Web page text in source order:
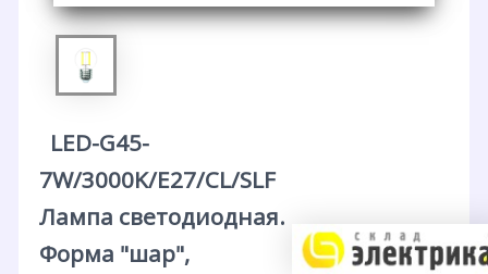
LED-G45-
7W/3000K/E27/CL/SLF
Лампа светодиодная.
Форма "шар",